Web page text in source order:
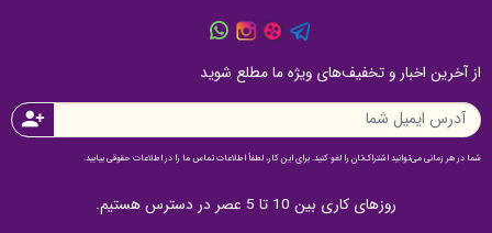
از آخرین اخبار و تخفیف‌های ویژه ما مطلع شوید
person_add
شما در هر زمانی می‌توانید اشتراک‌تان را لغو کنید. برای این کار، لطفاً اطلاعات تماس ما را در اطلاعات حقوقی بیابید.
روزهای کاری بین 10 تا 5 عصر در دسترس هستیم.